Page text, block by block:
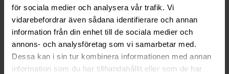
för sociala medier och analysera vår trafik. Vi
vidarebefordrar även sådana identifierare och annan
information från din enhet till de sociala medier och
annons- och analysföretag som vi samarbetar med.
Dessa kan i sin tur kombinera informationen med annan
information som du har tillhandahållit eller som de har
Mer från samma kategori